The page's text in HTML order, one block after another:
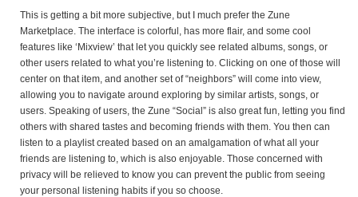
This is getting a bit more subjective, but I much prefer the Zune
Marketplace. The interface is colorful, has more flair, and some cool
features like ‘Mixview’ that let you quickly see related albums, songs, or
other users related to what you’re listening to. Clicking on one of those will
center on that item, and another set of “neighbors” will come into view,
allowing you to navigate around exploring by similar artists, songs, or
users. Speaking of users, the Zune “Social” is also great fun, letting you find
others with shared tastes and becoming friends with them. You then can
listen to a playlist created based on an amalgamation of what all your
friends are listening to, which is also enjoyable. Those concerned with
privacy will be relieved to know you can prevent the public from seeing
your personal listening habits if you so choose.